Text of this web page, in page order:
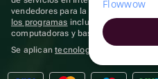
vendedores para la venta de
los programas incluidos en el
computadoras y bases de datos.
Se aplicantecnologías de
Flowwow